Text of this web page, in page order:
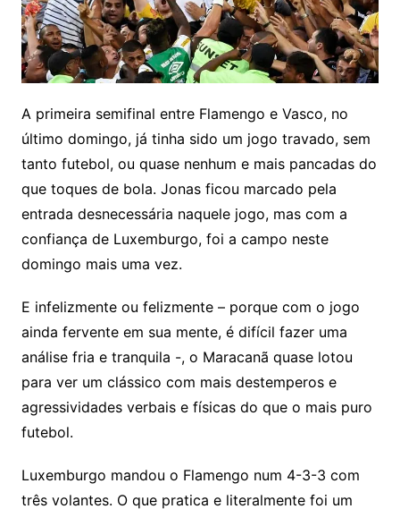
A primeira semifinal entre Flamengo e Vasco, no
último domingo, já tinha sido um jogo travado, sem
tanto futebol, ou quase nenhum e mais pancadas do
que toques de bola. Jonas ficou marcado pela
entrada desnecessária naquele jogo, mas com a
confiança de Luxemburgo, foi a campo neste
domingo mais uma vez.
E infelizmente ou felizmente – porque com o jogo
ainda fervente em sua mente, é difícil fazer uma
análise fria e tranquila -, o Maracanã quase lotou
para ver um clássico com mais destemperos e
agressividades verbais e físicas do que o mais puro
futebol.
Luxemburgo mandou o Flamengo num 4-3-3 com
três volantes. O que pratica e literalmente foi um